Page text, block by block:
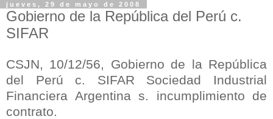
jueves, 29 de mayo de 2008
Gobierno de la República del Perú c.
SIFAR
CSJN, 10/12/56, Gobierno de la República
del Perú c. SIFAR Sociedad Industrial
Financiera Argentina s. incumplimiento de
contrato.